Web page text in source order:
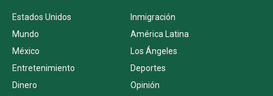
Estados Unidos
Inmigración
Mundo
América Latina
México
Los Ángeles
Entretenimiento
Deportes
Dinero
Opinión